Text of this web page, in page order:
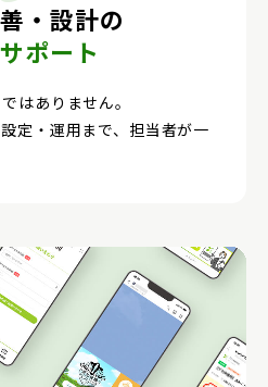
・設計の
ポート
はありません。
定・運用まで、担当者が一